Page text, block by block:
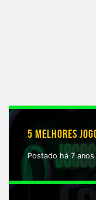
5 MELHORES
Postado há 7 anos